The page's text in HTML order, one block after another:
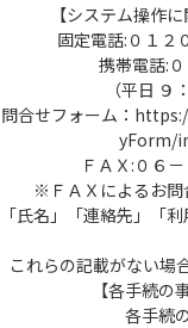
【システム操作
固定電話:０１２
携帯電話:
（平日 ９
問合せフォーム：
yForm/
ＦＡＸ:０６
※ＦＡＸによるお問
「氏名」「連絡先」「
これらの記載がない場
【各手続の
各手続